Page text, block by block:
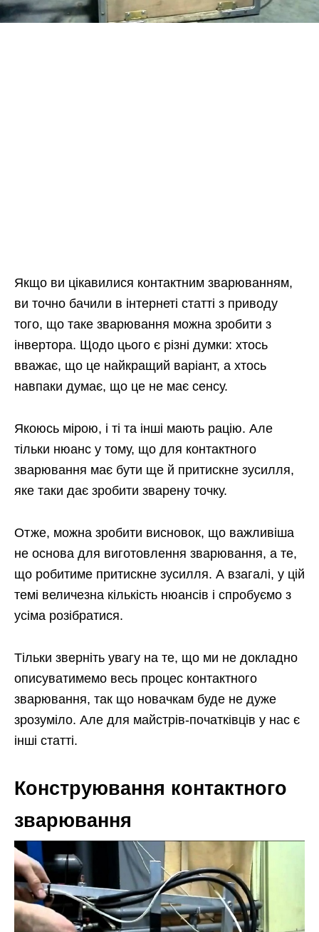
Якщо ви цікавилися контактним зварюванням,
ви точно бачили в інтернеті статті з приводу
того, що таке зварювання можна зробити з
інвертора. Щодо цього є різні думки: хтось
вважає, що це найкращий варіант, а хтось
навпаки думає, що це не має сенсу.
Якоюсь мірою, і ті та інші мають рацію. Але
тільки нюанс у тому, що для контактного
зварювання має бути ще й притискне зусилля,
яке таки дає зробити зварену точку.
Отже, можна зробити висновок, що важливіша
не основа для виготовлення зварювання, а те,
що робитиме притискне зусилля. А взагалі, у цій
темі величезна кількість нюансів і спробуємо з
усіма розібратися.
Тільки зверніть увагу на те, що ми не докладно
описуватимемо весь процес контактного
зварювання, так що новачкам буде не дуже
зрозуміло. Але для майстрів-початківців у нас є
інші статті.
Конструювання контактного
зварювання